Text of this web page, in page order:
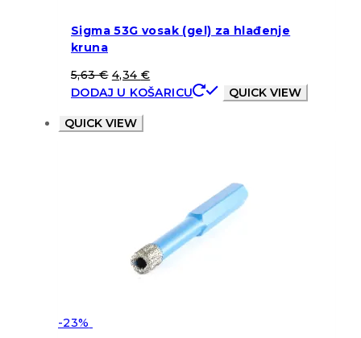
Sigma 53G vosak (gel) za hlađenje
kruna
5,63€ 4,34 €
DODAJ U KOŠARICU
QUICK VIEW
QUICK VIEW
-23%